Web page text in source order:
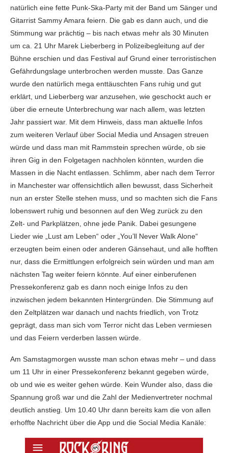
natürlich eine fette Punk-Ska-Party mit der Band um Sänger und
Gitarrist Sammy Amara feiern. Die gab es dann auch, und die
Stimmung war prächtig – bis nach etwas mehr als 30 Minuten
um ca. 21 Uhr Marek Lieberberg in Polizeibegleitung auf der
Bühne erschien und das Festival auf Grund einer terroristischen
Gefährdungslage unterbrochen werden musste. Das Ganze
wurde den natürlich mega enttäuschten Fans ruhig und gut
erklärt, und Lieberberg war anzusehen, wie geschockt auch er
über die erneute Unterbrechung war nach allem, was letzten
Jahr passiert war. Mit dem Hinweis, dass man aktuelle Infos
zum weiteren Verlauf über Social Media und Ansagen streuen
würde und dass man mit Rammstein sprechen würde, ob sie
ihren Gig in den Folgetagen nachholen könnten, wurden die
Massen in die Nacht entlassen. Schlimm, aber nach dem Terror
in Manchester war offensichtlich allen bewusst, dass Sicherheit
nun an erster Stelle stehen muss, und so machten sich die Fans
lobenswert ruhig und besonnen auf den Weg zurück zu den
Zelt- und Parkplätzen, ohne jede Panik. Dabei gesungene
Lieder wie „Lust am Leben“ oder „You’ll Never Walk Alone“
erzeugten beim einen oder anderen Gänsehaut, und alle hofften
nur, dass die Ermittlungen erfolgreich sein würden und man am
nächsten Tag weiter feiern könnte. Auf einer einberufenen
Pressekonferenz gab es dann noch einige Infos zu den
inzwischen jedem bekannten Hintergründen. Die Stimmung auf
den Zeltplätzen war danach und nachts friedlich, von Trotz
geprägt, dass man sich vom Terror nicht das Leben vermiesen
und das Feiern verderben lassen würde.
Am Samstagmorgen wusste man schon etwas mehr – und dass
um 11 Uhr in einer Pressekonferenz bekannt gegeben würde,
ob und wie es weiter gehen würde. Kein Wunder also, dass die
Spannung groß war und die Zahl der Medienvertreter nochmal
deutlich anstieg. Um 10.40 Uhr dann bereits kam die von allen
erhoffte Nachricht über die App und die Social Media Kanäle: